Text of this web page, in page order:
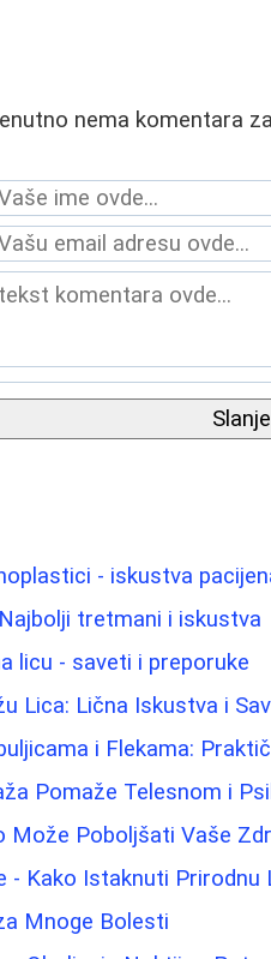
nema komentara
- iskustva
tretmani i iskustva
licu - saveti i preporuke
Lica: Lična Iskustva i
i Flekama:
Pomaže Telesnom i
Može Poboljšati Vaše
- Kako Istaknuti Prirodnu
Mnoge Bolesti